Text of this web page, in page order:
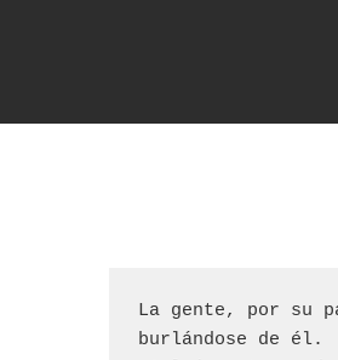
La gente, por su
burlándose de él.